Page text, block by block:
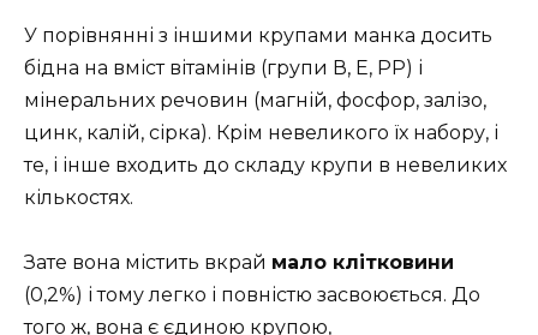
У порівнянні з іншими крупами манка досить
бідна на вміст вітамінів (групи В, Е, PP) і
мінеральних речовин (магній, фосфор, залізо,
цинк, калій, сірка). Крім невеликого їх набору, і
те, і інше входить до складу крупи в невеликих
кількостях.
Зате вона містить вкрай мало клітковини
(0,2%) і тому легко і повністю засвоюється. До
того ж, вона є єдиною крупою,